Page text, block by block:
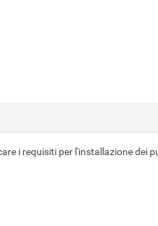
i requisiti per l'installazione dei